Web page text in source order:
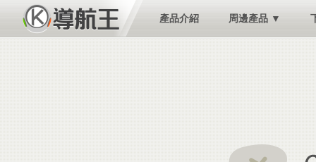
產品介紹 周邊產品 ▼